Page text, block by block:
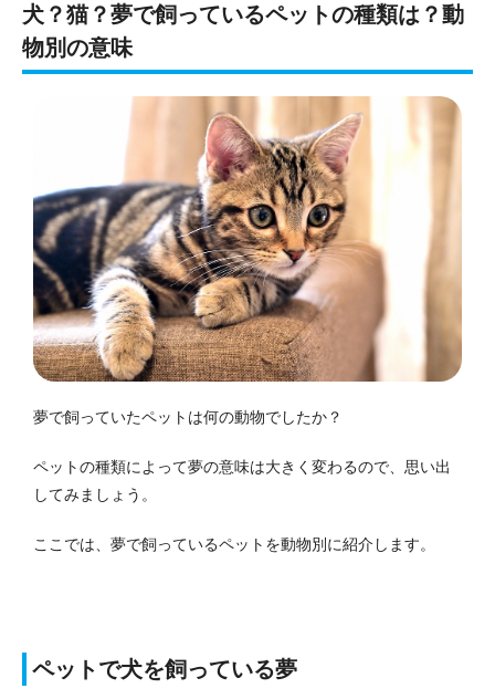
犬？猫？夢で飼っているペットの種類は？動
物別の意味
夢で飼っていたペットは何の動物でしたか？
ペットの種類によって夢の意味は大きく変わるので、思い出
してみましょう。
ここでは、夢で飼っているペットを動物別に紹介します。
ペットで犬を飼っている夢